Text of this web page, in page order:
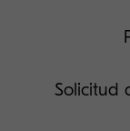
Solicitud